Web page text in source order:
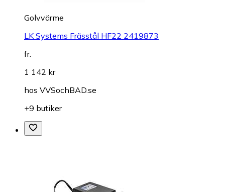
Golvvärme
LK Systems Frässtål HF22 2419873
fr.
1 142 kr
hos VVSochBAD.se
+9 butiker